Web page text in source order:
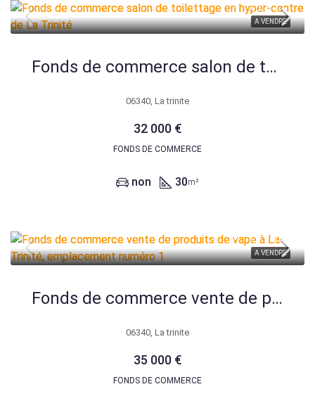
A VENDRE
Fonds de commerce salon de toilettage en hyper-centre de La Trinité
06340, La trinite
32 000 €
FONDS DE COMMERCE
non 30m²
A VENDRE
Fonds de commerce vente de produits de vape à La Trinité, emplacement numéro 1
06340, La trinite
35 000 €
FONDS DE COMMERCE